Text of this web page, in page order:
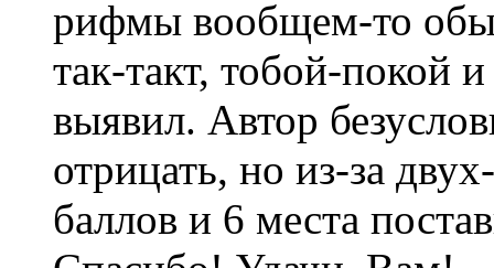
рифмы вообщем-то
так-такт, тобой-покой
выявил. Автор
отрицать, но из-за
баллов и 6 места